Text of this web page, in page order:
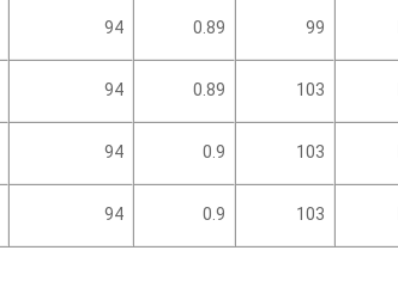
94 0.89 99
94 0.89 103
94 0.9 103
94 0.9 103